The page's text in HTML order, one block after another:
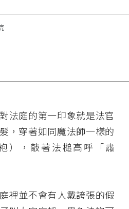
法庭的第一印象就是法官
，穿著如同魔法師一樣的
），敲著法槌高呼「肅
裡並不會有人戴誇張的假